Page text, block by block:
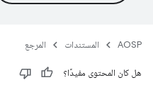
AOSP المستندات المرجع
هل كان المحتوى مفيدًا؟